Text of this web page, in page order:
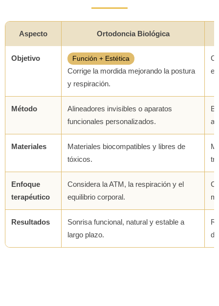
Aspecto Ortodoncia Biológica
Objetivo Función + Estética
Corrige la mordida mejorando la postura
y respiración.
Método
Alineadores invisibles o aparatos
funcionales personalizados.
Materiales
Materiales biocompatibles y libres de
tóxicos.
Enfoque
terapéutico
Considera la ATM, la respiración y el
equilibrio corporal.
Resultados
Sonrisa funcional, natural y estable a
largo plazo.